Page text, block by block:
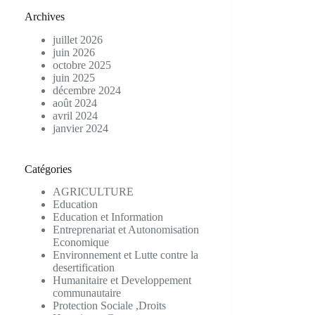
Archives
juillet 2026
juin 2026
octobre 2025
juin 2025
décembre 2024
août 2024
avril 2024
janvier 2024
Catégories
AGRICULTURE
Education
Education et Information
Entreprenariat et Autonomisation
Economique
Environnement et Lutte contre la
desertification
Humanitaire et Developpement
communautaire
Protection Sociale ,Droits